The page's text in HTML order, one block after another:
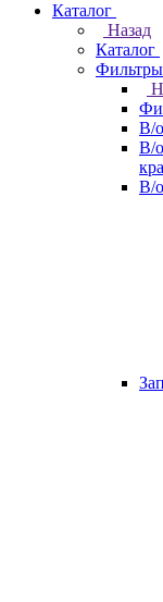
Каталог
Назад
Каталог
В/
В/
В/